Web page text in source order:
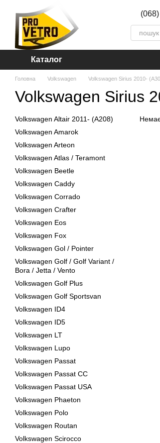
Перейти до основного контенту
Каталог
Головна Volkswagen Volkswagen Sirius 2010-
Volkswagen Sirius
Volkswagen Altair 2011- (A208)
Volkswagen Amarok
Volkswagen Arteon
Volkswagen Atlas / Teramont
Volkswagen Beetle
Volkswagen Caddy
Volkswagen Corrado
Volkswagen Crafter
Volkswagen Eos
Volkswagen Fox
Volkswagen Gol / Pointer
Volkswagen Golf / Golf Variant /
Bora / Jetta / Vento
Volkswagen Golf Plus
Volkswagen Golf Sportsvan
Volkswagen ID4
Volkswagen ID5
Volkswagen LT
Volkswagen Lupo
Volkswagen Passat
Volkswagen Passat CC
Volkswagen Passat USA
Volkswagen Phaeton
Volkswagen Polo
Volkswagen Routan
Volkswagen Scirocco